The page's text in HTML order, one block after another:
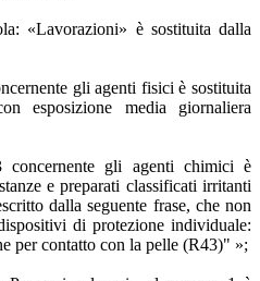
«Lavorazioni» è sostituita dalla
gli agenti fisici è sostituita
esposizione media giornaliera
gli agenti chimici è
e preparati classificati irritanti
dalla seguente frase, che non
di protezione individuale:
per contatto con la pelle (R43)" »;